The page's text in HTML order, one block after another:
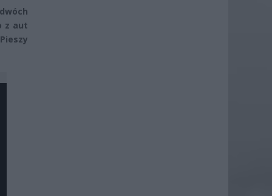
z aut